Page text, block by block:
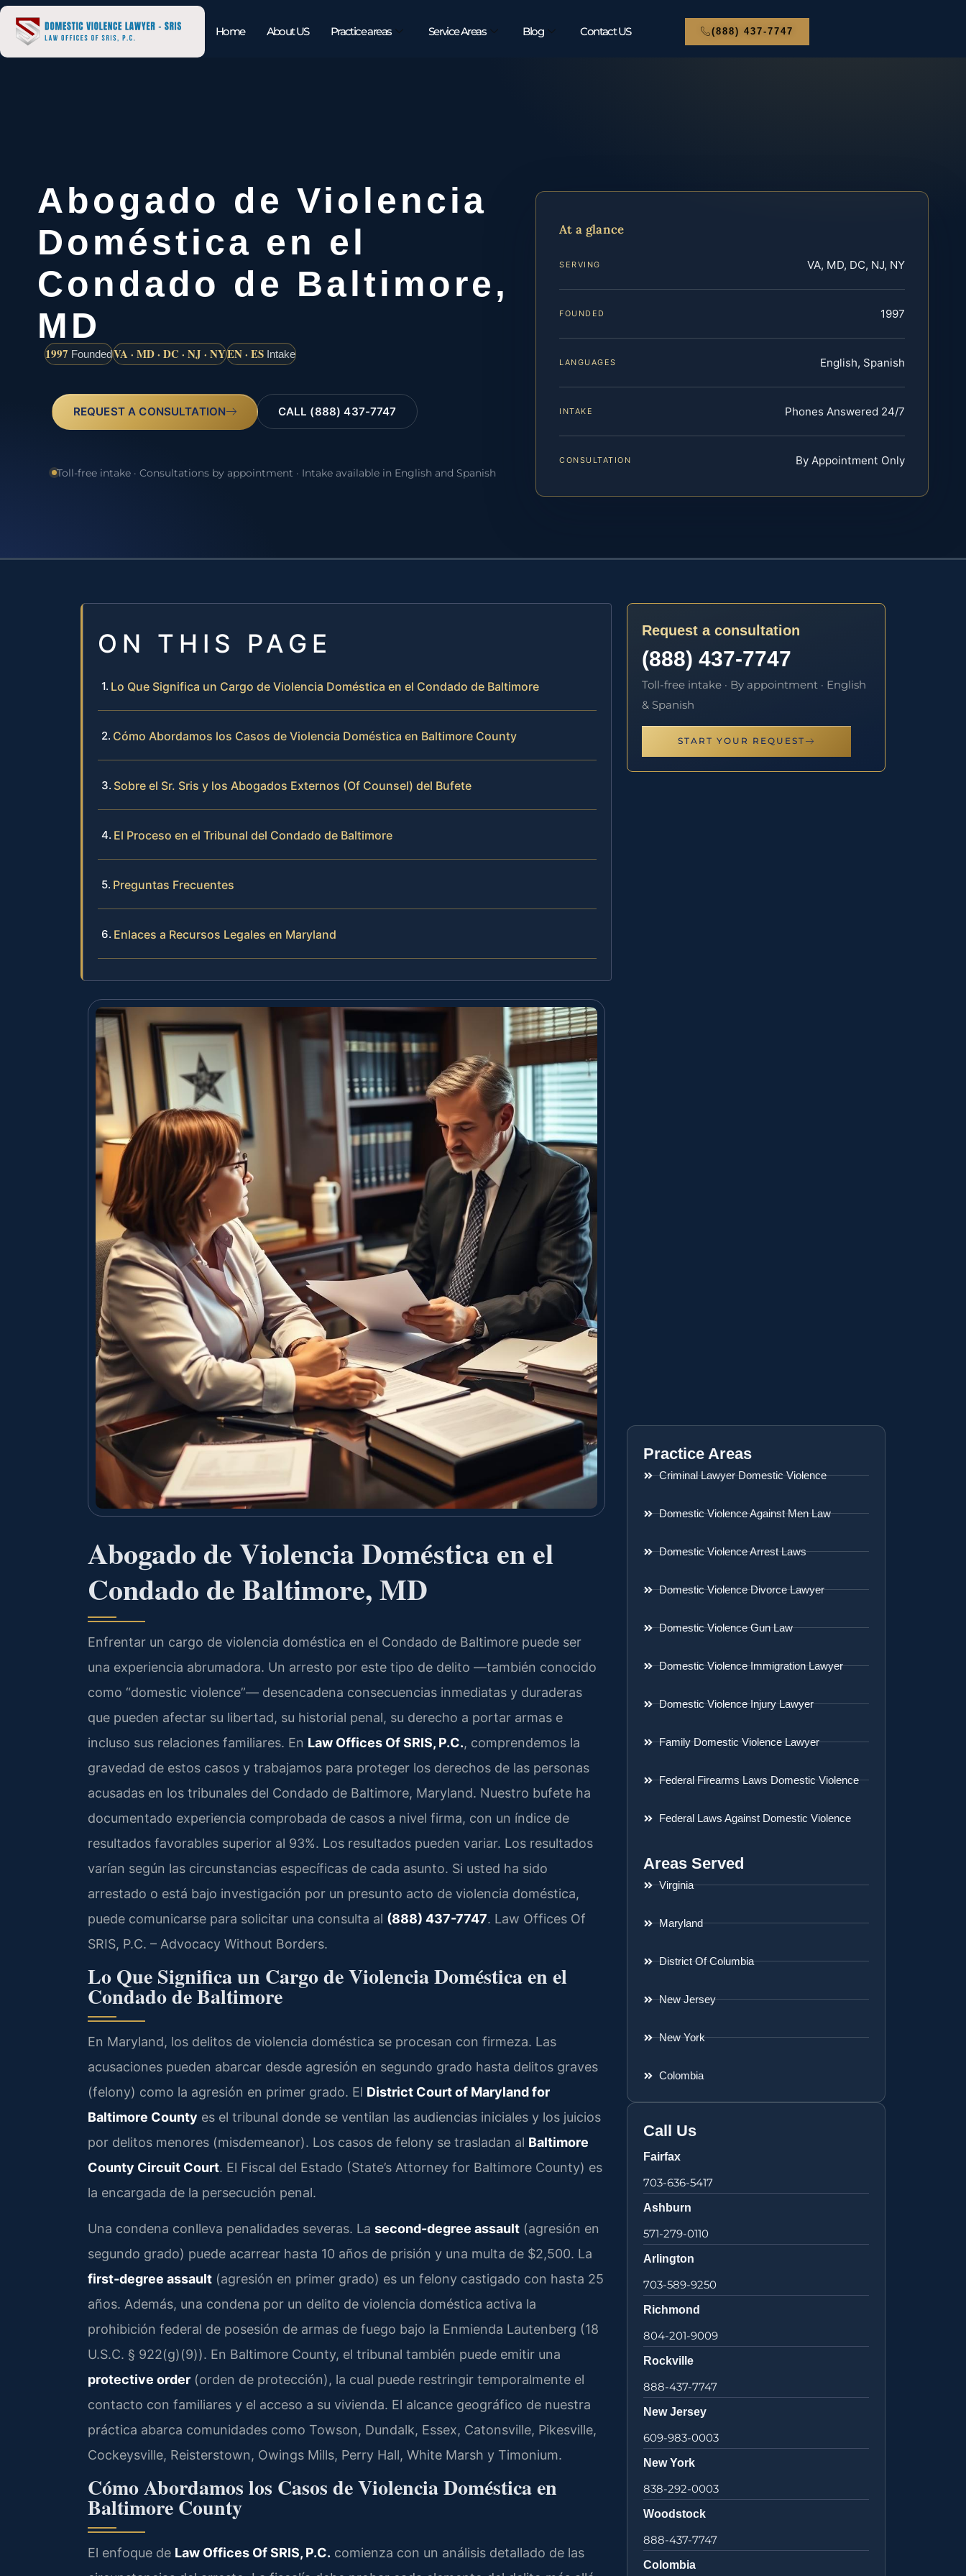
Home About US Practice areas Service Areas Blog Contact US (888) 437-7747
Abogado de Violencia
Doméstica en el
Condado de Baltimore,
MD
1997 FoundedVA · MD · DC · NJ · NYEN · ES Intake
REQUEST A CONSULTATION CALL (888) 437-7747
Toll-free intake · Consultations by appointment · Intake available in English and Spanish
At a glance
SERVING VA, MD, DC, NJ, NY
FOUNDED 1997
LANGUAGES English, Spanish
INTAKE Phones Answered 24/7
CONSULTATION By Appointment Only
ON THIS PAGE
Lo Que Significa un Cargo de Violencia Doméstica en el Condado de Baltimore
Cómo Abordamos los Casos de Violencia Doméstica en Baltimore County
Sobre el Sr. Sris y los Abogados Externos (Of Counsel) del Bufete
El Proceso en el Tribunal del Condado de Baltimore
Preguntas Frecuentes
Enlaces a Recursos Legales en Maryland
Abogado de Violencia Doméstica en el
Condado de Baltimore, MD
Enfrentar un cargo de violencia doméstica en el Condado de Baltimore puede ser
una experiencia abrumadora. Un arresto por este tipo de delito —también conocido
como “domestic violence”— desencadena consecuencias inmediatas y duraderas
que pueden afectar su libertad, su historial penal, su derecho a portar armas e
incluso sus relaciones familiares. En Law Offices Of SRIS, P.C., comprendemos la
gravedad de estos casos y trabajamos para proteger los derechos de las personas
acusadas en los tribunales del Condado de Baltimore, Maryland. Nuestro bufete ha
documentado experiencia comprobada de casos a nivel firma, con un índice de
resultados favorables superior al 93%. Los resultados pueden variar. Los resultados
varían según las circunstancias específicas de cada asunto. Si usted ha sido
arrestado o está bajo investigación por un presunto acto de violencia doméstica,
puede comunicarse para solicitar una consulta al (888) 437-7747. Law Offices Of
SRIS, P.C. – Advocacy Without Borders.
Lo Que Significa un Cargo de Violencia Doméstica en el
Condado de Baltimore
En Maryland, los delitos de violencia doméstica se procesan con firmeza. Las
acusaciones pueden abarcar desde agresión en segundo grado hasta delitos graves
(felony) como la agresión en primer grado. El District Court of Maryland for
Baltimore County es el tribunal donde se ventilan las audiencias iniciales y los juicios
por delitos menores (misdemeanor). Los casos de felony se trasladan al Baltimore
County Circuit Court. El Fiscal del Estado (State’s Attorney for Baltimore County) es
la encargada de la persecución penal.
Una condena conlleva penalidades severas. La second-degree assault (agresión en
segundo grado) puede acarrear hasta 10 años de prisión y una multa de $2,500. La
first-degree assault (agresión en primer grado) es un felony castigado con hasta 25
años. Además, una condena por un delito de violencia doméstica activa la
prohibición federal de posesión de armas de fuego bajo la Enmienda Lautenberg (18
U.S.C. § 922(g)(9)). En Baltimore County, el tribunal también puede emitir una
protective order (orden de protección), la cual puede restringir temporalmente el
contacto con familiares y el acceso a su vivienda. El alcance geográfico de nuestra
práctica abarca comunidades como Towson, Dundalk, Essex, Catonsville, Pikesville,
Cockeysville, Reisterstown, Owings Mills, Perry Hall, White Marsh y Timonium.
Cómo Abordamos los Casos de Violencia Doméstica en
Baltimore County
El enfoque de Law Offices Of SRIS, P.C. comienza con un análisis detallado de las
Request a consultation
(888) 437-7747
Toll-free intake · By appointment · English
& Spanish
START YOUR REQUEST
Practice Areas
Criminal Lawyer Domestic Violence
Domestic Violence Against Men Law
Domestic Violence Arrest Laws
Domestic Violence Divorce Lawyer
Domestic Violence Gun Law
Domestic Violence Immigration Lawyer
Domestic Violence Injury Lawyer
Family Domestic Violence Lawyer
Federal Firearms Laws Domestic Violence
Federal Laws Against Domestic Violence
Areas Served
Virginia
Maryland
District Of Columbia
New Jersey
New York
Colombia
Call Us
Fairfax
703-636-5417
Ashburn
571-279-0110
Arlington
703-589-9250
Richmond
804-201-9009
Rockville
888-437-7747
New Jersey
609-983-0003
New York
838-292-0003
Woodstock
888-437-7747
Colombia